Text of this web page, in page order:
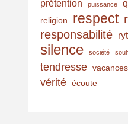
prétention puissance
religion respect
responsabilité
silence société
tendresse vacances
vérité écoute